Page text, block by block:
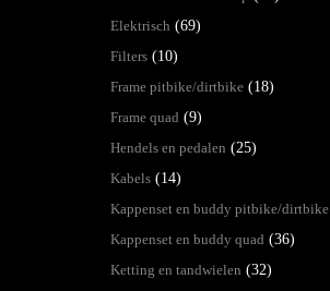
Elektrisch (69)
Filters (10)
Frame pitbike/dirtbike (18)
Frame quad (9)
Hendels en pedalen (25)
Kabels (14)
Kappenset en buddy pitbike/dirtbike
Kappenset en buddy quad (36)
Ketting en tandwielen (32)